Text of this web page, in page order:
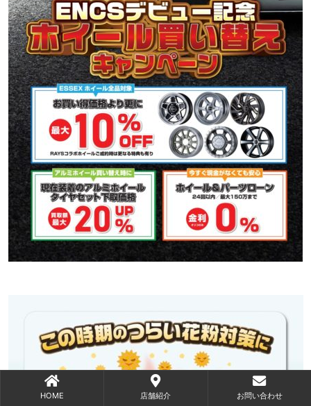
HOME 店舗紹介 お問い合わせ